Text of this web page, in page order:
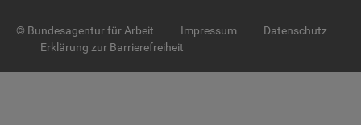
© Bundesagentur für Arbeit Impressum
Datenschutz
Erklärung zur Barrierefreiheit